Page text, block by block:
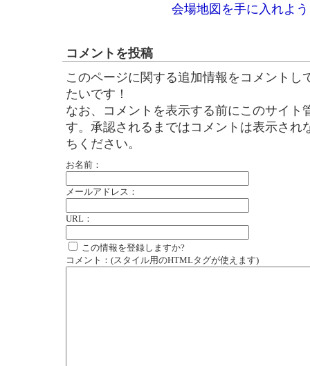
会場地図を手に入れよ
コメントを投稿
このページに関する追加情報をコメントし
たいです！
なお、コメントを表示する前にこのサイト
す。承認されるまではコメントは表示され
ちください。
お名前：
メールアドレス：
URL：
この情報を登録しますか?
コメント：(スタイル用のHTMLタグが使えます)